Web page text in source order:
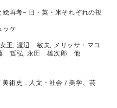
絵再考− 日・英・米それぞれの視
ッケ
王, 渡辺 敏夫, メリッサ・マコ
哲弘, 永田 雄次郎 他
美術史，人文・社会 / 美学、芸